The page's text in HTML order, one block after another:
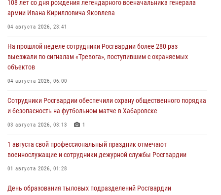
108 лет со дня рождения легендарного военачальника генерала
армии Ивана Кирилловича Яковлева
04 августа 2026, 23:41
На прошлой неделе сотрудники Росгвардии более 280 раз
выезжали по сигналам «Тревога», поступившим с охраняемых
объектов
04 августа 2026, 06:00
Сотрудники Росгвардии обеспечили охрану общественного порядка
и безопасность на футбольном матче в Хабаровске
03 августа 2026, 03:13 1
1 августа свой профессиональный праздник отмечают
военнослужащие и сотрудники дежурной службы Росгвардии
01 августа 2026, 01:28
День образования тыловых подразделений Росгвардии